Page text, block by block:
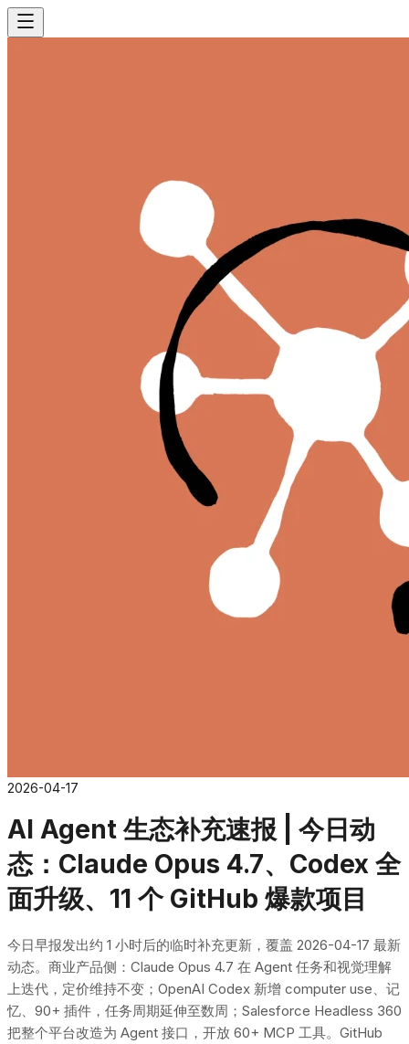
2026-04-17
AI Agent 生态补充速报 | 今日动
态：Claude Opus 4.7、Codex 全
面升级、11 个 GitHub 爆款项目
今日早报发出约 1 小时后的临时补充更新，覆盖 2026-04-17 最新
动态。商业产品侧：Claude Opus 4.7 在 Agent 任务和视觉理解
上迭代，定价维持不变；OpenAI Codex 新增 computer use、记
忆、90+ 插件，任务周期延伸至数周；Salesforce Headless 360
把整个平台改造为 Agent 接口，开放 60+ MCP 工具。GitHub